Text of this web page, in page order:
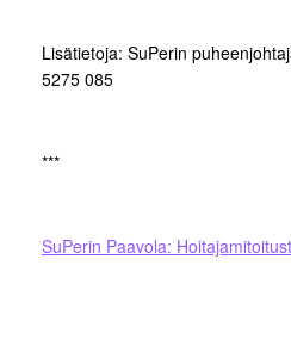
Lisätietoja: SuPerin
5275 085
***
SuPerin Paavola: